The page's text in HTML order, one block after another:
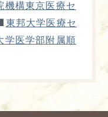
機構東京医療セ
東邦大学医療セ
学医学部附属順